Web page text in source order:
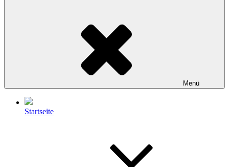
Menü
Startseite